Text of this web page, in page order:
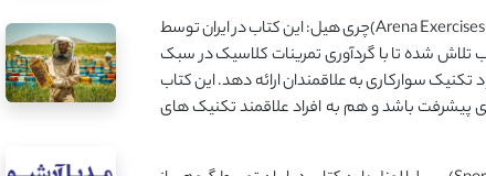
2- 101 تمرین زمینی برای تربیت اسب و آموزش سوارکاری(101 Arena Exercises for Horse and Rider)چری هیل: این کتاب در ایران توسط
شده تا با گردآوری تمرینات کلاسیک در سبک
سوارکاری به علاقمندان ارائه دهد. این کتاب
پیشرفت باشد و هم به افراد علاقمند تکنیک های